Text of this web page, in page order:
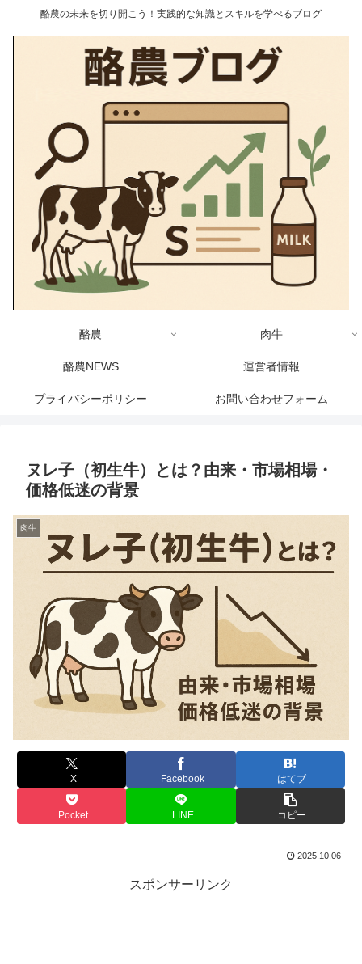
酪農の未来を切り開こう！実践的な知識とスキルを学べるブログ
酪農 肉牛
酪農NEWS 運営者情報
プライバシーポリシー お問い合わせフォーム
ヌレ子（初生牛）とは？由来・市場相場・
価格低迷の背景
肉牛
X Facebook はてブ
Pocket LINE コピー
2025.10.06
スポンサーリンク